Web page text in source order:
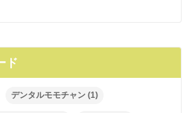
ド
デンタルモモチャン(1)